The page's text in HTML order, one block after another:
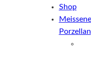
Shop
Porzellan